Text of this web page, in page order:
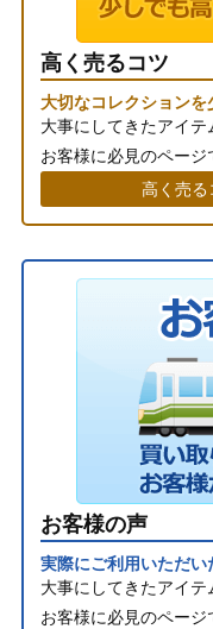
高く売るコツ
大切なコレクションを
大事にしてきたアイ
お客様に必見のページ
高く売る
お客様の声
実際にご利用いただ
大事にしてきたアイ
お客様に必見のページ